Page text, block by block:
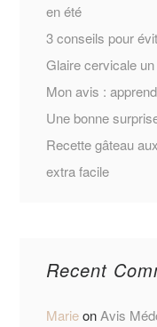
en été
3 conseils pour
Glaire cervicale
Mon avis :
Une bonne
Recette gâteau
extra facile
Recent
MarieonAvis